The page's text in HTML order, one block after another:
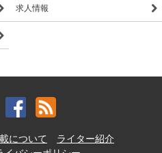
求人情報
について
ライター紹介